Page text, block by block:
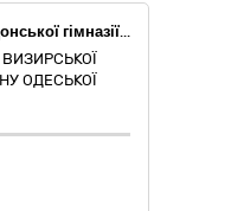
Капітальний ремонт підвалу Кордонської гімназії (захисної споруди цивільного захисту (найпростіше укриття)) за адресою: Україна, Одеська область, Одеський район, с. Кордон, вул. Шкільна, 3
ВИЗИРСЬКОЇ
ОДЕСЬКОЇ